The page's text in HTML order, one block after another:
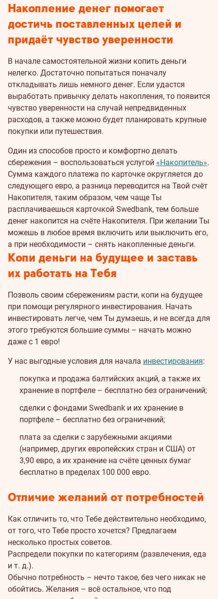
Накопление денег помогает
достичь поставленных целей и
придаёт чувство уверенности
В начале самостоятельной жизни копить деньги
нелегко. Достаточно попытаться поначалу
откладывать лишь немного денег. Если удастся
выработать привычку делать накопления, то появится
чувство уверенности на случай непредвиденных
расходов, а также можно будет планировать крупные
покупки или путешествия.
Один из способов просто и комфортно делать
сбережения – воспользоваться услугой «Накопитель».
Сумма каждого платежа по карточке округляется до
следующего евро, а разница переводится на Твой счёт
Накопителя, таким образом, чем чаще Ты
расплачиваешься карточкой Swedbank, тем больше
денег накопится на счёте Накопителя. При желании Ты
можешь в любое время включить или выключить его,
а при необходимости – снять накопленные деньги.
Копи деньги на будущее и заставь
их работать на Тебя
Позволь своим сбережениям расти, копи на будущее
при помощи регулярного инвестирования. Начать
инвестировать легче, чем Ты думаешь, и не всегда для
этого требуются большие суммы – начать можно
даже с 1 евро!
У нас выгодные условия для начала инвестирования:
покупка и продажа балтийских акций, а также их
хранение в портфеле – бесплатно без ограничений;
сделки с фондами Swedbank и их хранение в
портфеле – бесплатно без ограничений;
плата за сделки с зарубежными акциями
(например, других европейских стран и США) от
3,90 евро, а их хранение на счёте ценных бумаг
бесплатно в пределах 100 000 евро.
Отличие желаний от потребностей
Как отличить то, что Тебе действительно необходимо,
от того, что Тебе просто хочется? Предлагаем
несколько простых советов.
Распредели покупки по категориям (развлечения, еда
и т. д.).
Обычно потребность – нечто такое, без чего никак не
обойтись. Желания – всё остальное, что под